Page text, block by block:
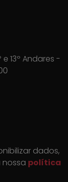
13º Andares -
dados,
política